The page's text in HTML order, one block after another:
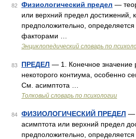
82 Физиологический предел —
или верхний предел достижений,
предположительно, определяется
факторами …
Энциклопедический словарь по
83 ПРЕДЕЛ — 1. Конечное значение
некоторого контиума, особенно
См. асимптота …
Толковый словарь по психологии
84 ФИЗИОЛОГИЧЕСКИЙ ПРЕДЕЛ —
асимптота или верхний предел
предположительно, определяется